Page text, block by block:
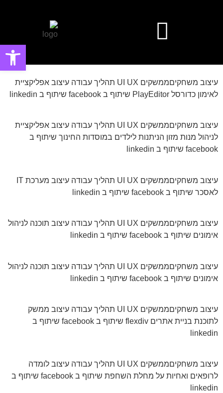
עיצוב משחקיםממשקים UI UX תהליך עבודה עיצוב אפליקציית
לאימון כדורסל PlayEditor שיתוף ב facebook שיתוף ב linkedin
עיצוב משחקיםממשקים UI UX תהליך עבודה עיצוב אפליקציית
לניהול מנות מזון הניתנות לילדים במוסדות החינוך שיתוף ב
facebook שיתוף ב linkedin
עיצוב משחקיםממשקים UI UX תהליך עבודה עיצוב מערכת IT
לאסכר שיתוף ב facebook שיתוף ב linkedin
עיצוב משחקיםממשקים UI UX תהליך עבודה עיצוב תוכנה לניהול
אימונים שיתוף ב facebook שיתוף ב linkedin
עיצוב משחקיםממשקים UI UX תהליך עבודה עיצוב תוכנה לניהול
אימונים שיתוף ב facebook שיתוף ב linkedin
עיצוב משחקיםממשקים UI UX תהליך עבודה עיצוב ממשק
לתוכנת בניית אתרים flexdiv שיתוף ב facebook שיתוף ב
linkedin
עיצוב משחקיםממשקים UI UX תהליך עבודה עיצוב לומדה
לרופאים ואחיות על מחלת השחפת שיתוף ב facebook שיתוף ב
linkedin
פתח